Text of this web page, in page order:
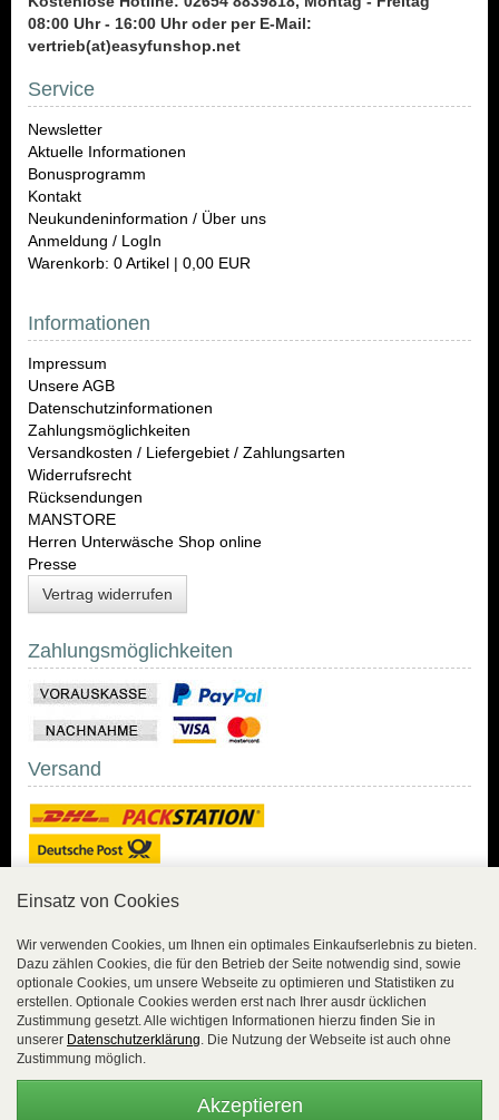
08:00 Uhr - 16:00 Uhr oder per E-Mail:
vertrieb(at)easyfunshop.net
Service
Newsletter
Aktuelle Informationen
Bonusprogramm
Kontakt
Neukundeninformation / Über uns
Anmeldung / LogIn
Warenkorb: 0 Artikel | 0,00 EUR
Informationen
Impressum
Unsere AGB
Datenschutzinformationen
Zahlungsmöglichkeiten
Versandkosten / Liefergebiet / Zahlungsarten
Widerrufsrecht
Rücksendungen
MANSTORE
Herren Unterwäsche Shop online
Presse
Vertrag widerrufen
Zahlungsmöglichkeiten
Versand
Sicher Einkaufen mit
Trusted Shops und
Geld-zurück-Garantie.
übertragen.
Einsatz von Cookies
Wir verwenden Cookies, um Ihnen ein optimales Einkaufserlebnis zu bieten.
Dazu zählen Cookies, die für den Betrieb der Seite notwendig sind, sowie
optionale Cookies, um unsere Webseite zu optimieren und Statistiken zu
erstellen. Optionale Cookies werden erst nach Ihrer ausdr ücklichen
Zustimmung gesetzt. Alle wichtigen Informationen hierzu finden Sie in
unserer Datenschutzerklärung. Die Nutzung der Webseite ist auch ohne
Zustimmung möglich.
Akzeptieren